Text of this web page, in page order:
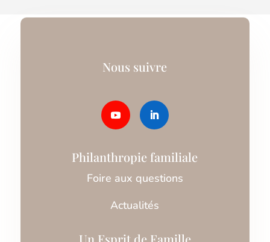
Nous suivre
Philanthropie familiale
Foire aux questions
Actualités
Un Esprit de Famille